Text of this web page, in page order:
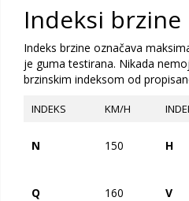
Indeksi brzine
Indeks brzine označava
je guma testirana. Nikada
brzinskim indeksom od
INDEKS KM/H
N 150 H
Q 160 V